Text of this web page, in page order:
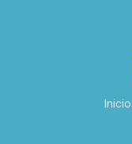
Inicio